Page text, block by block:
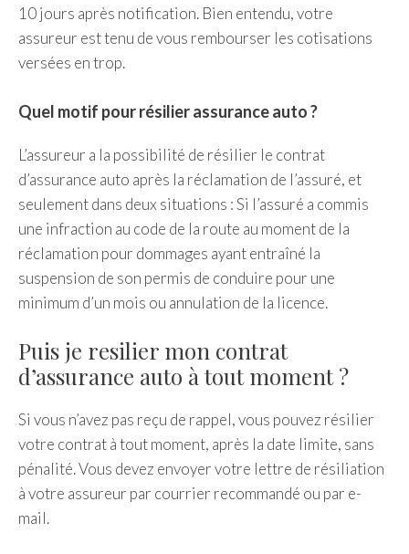
10 jours après notification. Bien entendu, votre
assureur est tenu de vous rembourser les cotisations
versées en trop.
Quel motif pour résilier assurance auto ?
L’assureur a la possibilité de résilier le contrat
d’assurance auto après la réclamation de l’assuré, et
seulement dans deux situations : Si l’assuré a commis
une infraction au code de la route au moment de la
réclamation pour dommages ayant entraîné la
suspension de son permis de conduire pour une
minimum d’un mois ou annulation de la licence.
Puis je resilier mon contrat
d’assurance auto à tout moment ?
Si vous n’avez pas reçu de rappel, vous pouvez résilier
votre contrat à tout moment, après la date limite, sans
pénalité. Vous devez envoyer votre lettre de résiliation
à votre assureur par courrier recommandé ou par e-
mail.